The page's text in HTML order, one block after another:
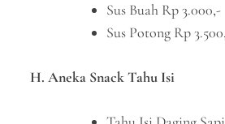
Sus Buah Rp 3.000,-
Sus Potong Rp
H. Aneka Snack Tahu Isi